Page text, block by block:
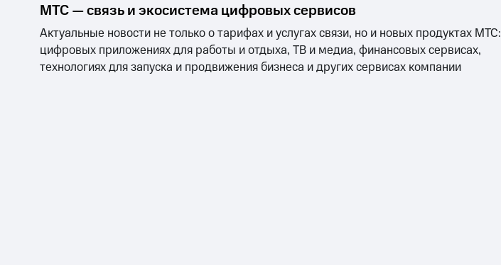
МТС — связь и экосистема цифровых сервисов
Актуальные новости не только о тарифах и услугах связи, но и новых продуктах МТС:
цифровых приложениях для работы и отдыха, ТВ и медиа, финансовых сервисах,
технологиях для запуска и продвижения бизнеса и других сервисах компании